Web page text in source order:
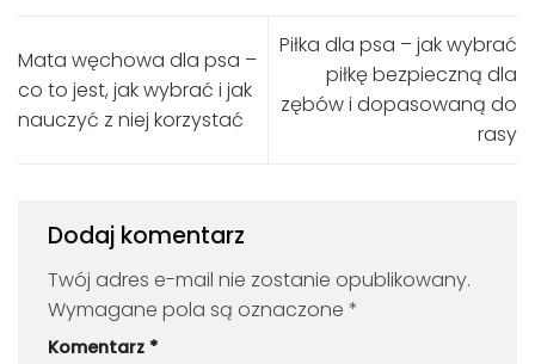
Mata węchowa dla psa –
co to jest, jak wybrać i jak
nauczyć z niej korzystać
Piłka dla psa – jak wybrać
piłkę bezpieczną dla
zębów i dopasowaną do
rasy
Dodaj komentarz
Twój adres e-mail nie zostanie opublikowany.
Wymagane pola są oznaczone *
Komentarz *